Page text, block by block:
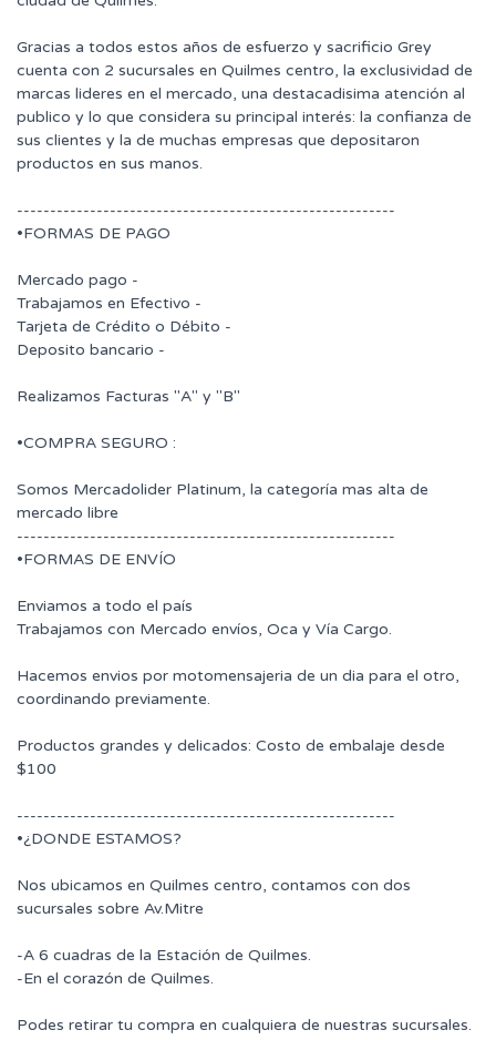
Gracias a todos estos años de esfuerzo y sacrificio Grey
cuenta con 2 sucursales en Quilmes centro, la exclusividad de
marcas lideres en el mercado, una destacadisima atención al
publico y lo que considera su principal interés: la confianza de
sus clientes y la de muchas empresas que depositaron
productos en sus manos.
---------------------------------------------------------
•FORMAS DE PAGO
Mercado pago -
Trabajamos en Efectivo -
Tarjeta de Crédito o Débito -
Deposito bancario -
Realizamos Facturas "A" y "B"
•COMPRA SEGURO :
Somos Mercadolider Platinum, la categoría mas alta de
mercado libre
---------------------------------------------------------
•FORMAS DE ENVÍO
Enviamos a todo el país
Trabajamos con Mercado envíos, Oca y Vía Cargo.
Hacemos envios por motomensajeria de un dia para el otro,
coordinando previamente.
Productos grandes y delicados: Costo de embalaje desde
$100
---------------------------------------------------------
•¿DONDE ESTAMOS?
Nos ubicamos en Quilmes centro, contamos con dos
sucursales sobre Av.Mitre
-A 6 cuadras de la Estación de Quilmes.
-En el corazón de Quilmes.
Podes retirar tu compra en cualquiera de nuestras sucursales.